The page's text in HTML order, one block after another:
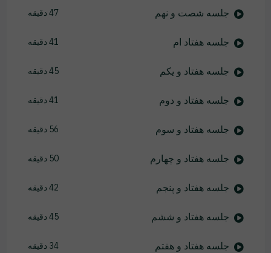
جلسه شصت و نهم 47 دقیقه
جلسه هفتاد ام 41 دقیقه
جلسه هفتاد و یکم 45 دقیقه
جلسه هفتاد و دوم 41 دقیقه
جلسه هفتاد و سوم 56 دقیقه
جلسه هفتاد و چهارم 50 دقیقه
جلسه هفتاد و پنجم 42 دقیقه
جلسه هفتاد و ششم 45 دقیقه
جلسه هفتاد و هفتم 34 دقیقه